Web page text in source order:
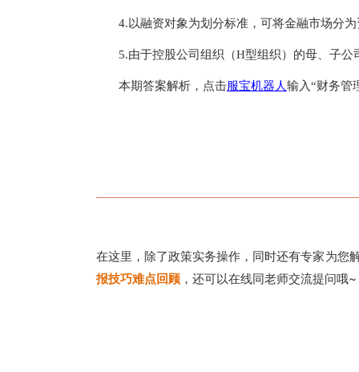
4.以融资对象为划分标准，可将金融市场
5.由于控股公司组织（H型组织）的母、子
本期答案解析，点击服宝机器人输入“财务管
在这里，除了政策实务操作，同时还有专家为您
报技巧难点回顾 ，还可以在线同老师交流提问哦~